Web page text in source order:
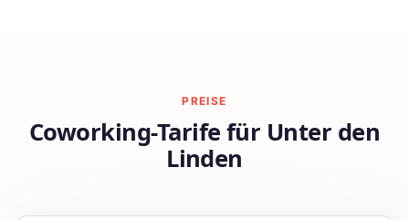
PREISE
Coworking-Tarife für Unter den
Linden